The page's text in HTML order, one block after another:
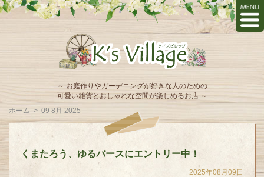
～ お庭作りやガーデニングが好きな人のための
可愛い雑貨とおしゃれな空間が楽しめるお店 ～
ホーム > 09 8月 2025
くまたろう、ゆるバースにエントリー中！
2025年08月09日